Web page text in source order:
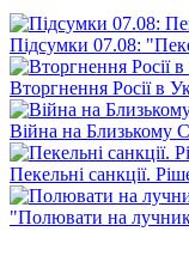
Підсумки 07.08:
Вторгнення Росії в
Війна на Близькому
Пекельні санкції.
"Полювати на